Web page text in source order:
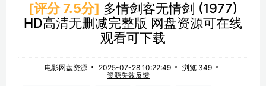
[评分 7.5分] 多情剑客无情剑 (1977)
HD高清无删减完整版 网盘资源可在线
观看可下载
电影网盘资源 2025-07-28 10:22:49
浏览 349
资源失效反馈